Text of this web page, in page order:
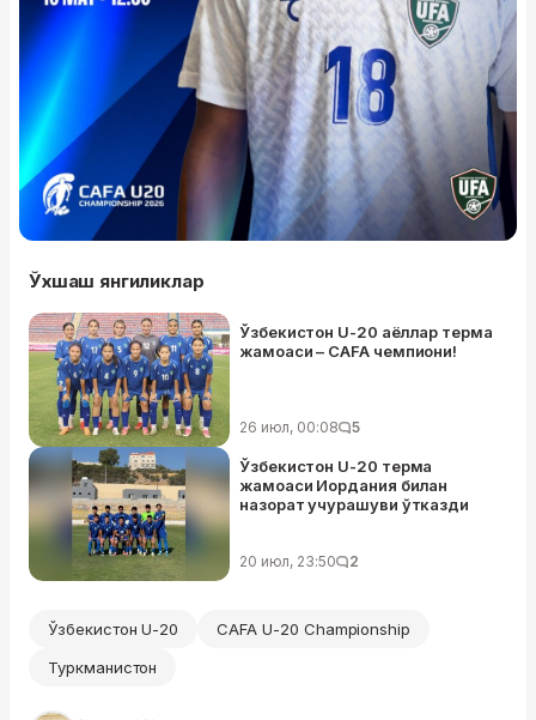
Ўхшаш янгиликлар
Ўзбекистон U-20 аёллар терма
жамоаси – CAFA чемпиони!
26 июл, 00:08 5
Ўзбекистон U-20 терма
жамоаси Иордания билан
назорат учурашуви ўтказди
20 июл, 23:50 2
Ўзбекистон U-20
CAFA U-20 Championship
Туркманистон